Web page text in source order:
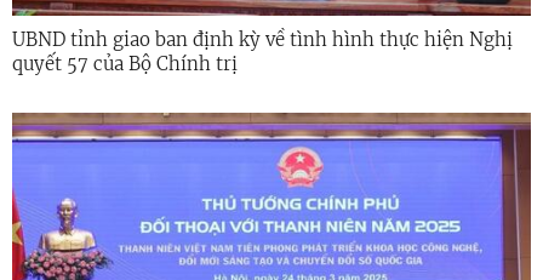
UBND tỉnh giao ban định kỳ về tình hình thực hiện Nghị
quyết 57 của Bộ Chính trị